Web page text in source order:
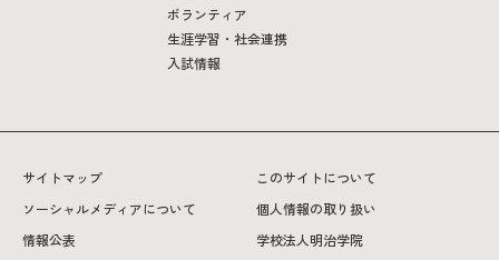
ボランティア
生涯学習・社会連携
入試情報
サイトマップ
このサイトについて
ソーシャルメディアについて
個人情報の取り扱い
情報公表
学校法人明治学院